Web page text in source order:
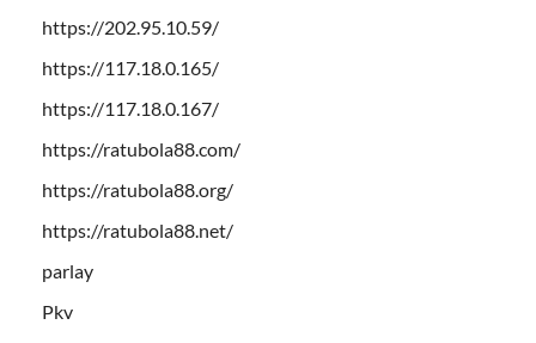
https://202.95.10.59/
https://117.18.0.165/
https://117.18.0.167/
https://ratubola88.com/
https://ratubola88.org/
https://ratubola88.net/
parlay
Pkv